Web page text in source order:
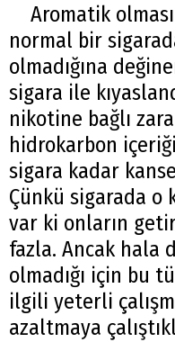
Aromatik olması
normal bir
olmadığına
sigara ile
nikotine bağlı
hidrokarbon
sigara kadar
Çünkü sigarada o
var ki onların
fazla. Ancak hala
olmadığı için bu
ilgili yeterli
azaltmaya